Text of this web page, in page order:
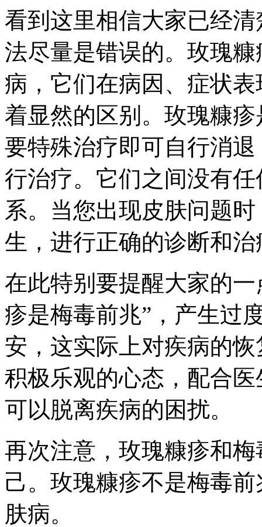
看到这里相信大家已经
法尽量是错误的。玫瑰
病，它们在病因、症状
着显然的区别。玫瑰糠
要特殊治疗即可自行消
行治疗。它们之间没有
系。当您出现皮肤问题
生，进行正确的诊断和
在此特别要提醒大家的
疹是梅毒前兆”，产生过
安，这实际上对疾病的
积极乐观的心态，配合
可以脱离疾病的困扰。
再次注意，玫瑰糠疹和
己。玫瑰糠疹不是梅毒
肤病。